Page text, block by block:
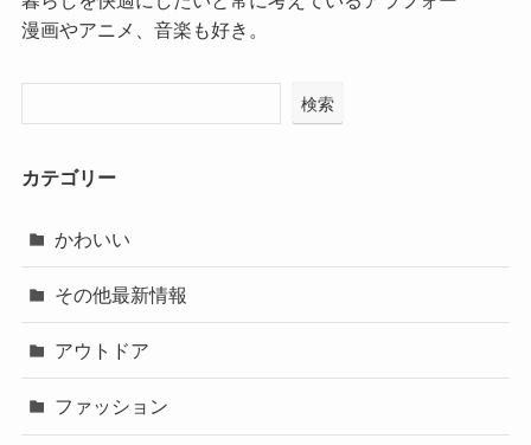
漫画やアニメ、音楽も好き。
検索
カテゴリー
かわいい
その他最新情報
アウトドア
ファッション